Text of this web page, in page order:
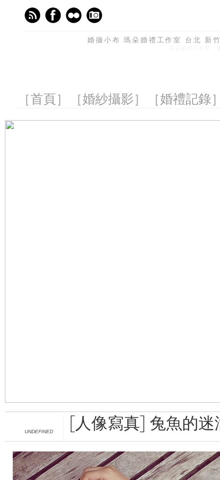
婚攝小布 瑪朵婚禮工作室 台北
［首頁］ ［婚紗攝影］ ［婚禮記錄
UNDEFINED [人像寫真] 兔魚的迷